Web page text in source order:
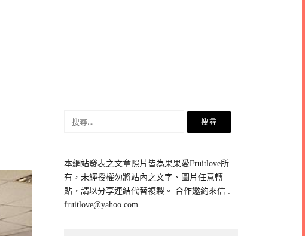
鍵
字:
本網站發表之文章照片皆為果果愛Fruitlove所
有，未經授權勿將站內之文字、圖片任意轉
貼，請以分享連結代替複製。 合作邀約來信 :
fruitlove@yahoo.com